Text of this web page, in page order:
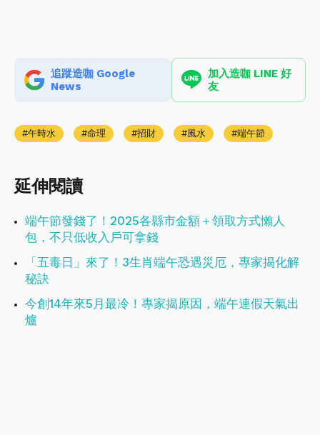
追蹤造咖 Google
News
加入造咖 LINE 好
友
午時水 命理 招財 風水 端午節
延伸閱讀
端午節發錢了！2025各縣市金額＋領取方式懶人
包，不只低收入戶可拿錢
「五毒日」來了！3生肖端午恐遇災厄，專家揭化解
秘訣
今創14年來5月最冷！專家揭原因，端午連假天氣出
爐